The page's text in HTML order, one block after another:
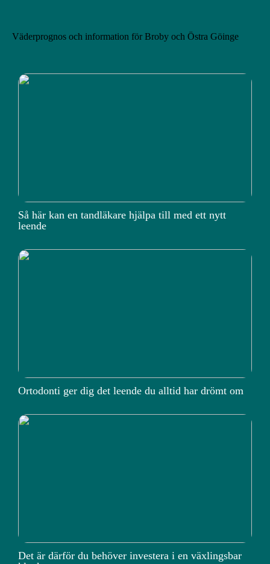
Väderprognos och information för Broby och Östra Göinge
Så här kan en tandläkare hjälpa till med ett nytt
leende
Ortodonti ger dig det leende du alltid har drömt om
Det är därför du behöver investera i en växlingsbar